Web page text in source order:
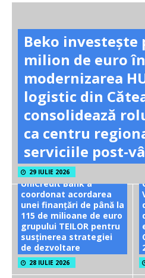
Beko investește
milion de euro în
modernizarea
logistic din
consolidează
ca centru
serviciile post-
29 IULIE 2026
UniCredit Bank a
coordonat acordarea
unei finanțări de până la
115 de milioane de euro
grupului TEILOR pentru
susținerea strategiei
de dezvoltare
28 IULIE 2026